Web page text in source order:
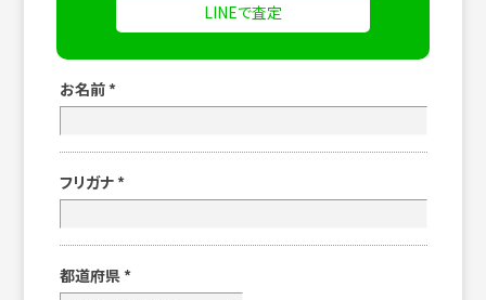
LINEで査定
お名前 *
フリガナ *
都道府県 *